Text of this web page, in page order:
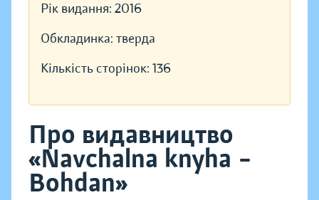
Рік видання: 2016
Обкладинка: тверда
Кількість сторінок: 136
Про видавництво
«Navchalna knyha –
Bohdan»